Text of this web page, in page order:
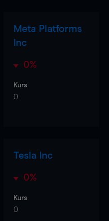
Meta Platforms
Inc
0%
Kurs
0
Tesla Inc
0%
Kurs
0